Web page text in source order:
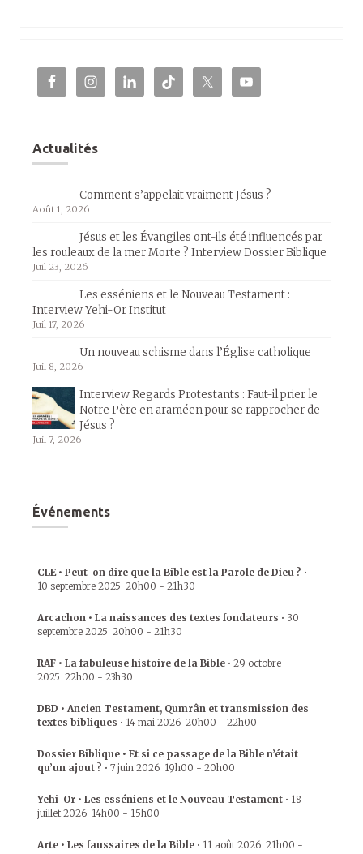
Actualités
Comment s’appelait vraiment Jésus ?
Août 1, 2026
Jésus et les Évangiles ont-ils été influencés par
les rouleaux de la mer Morte ? Interview Dossier Biblique
Juil 23, 2026
Les esséniens et le Nouveau Testament :
Interview Yehi-Or Institut
Juil 17, 2026
Un nouveau schisme dans l’Église catholique
Juil 8, 2026
Interview Regards Protestants : Faut-il prier le
Notre Père en araméen pour se rapprocher de
Jésus ?
Juil 7, 2026
Événements
CLE • Peut-on dire que la Bible est la Parole de Dieu ? •
10 septembre 2025 20h00 - 21h30
Arcachon • La naissances des textes fondateurs • 30
septembre 2025 20h00 - 21h30
RAF • La fabuleuse histoire de la Bible • 29 octobre
2025 22h00 - 23h30
DBD • Ancien Testament, Qumrân et transmission des
textes bibliques • 14 mai 2026 20h00 - 22h00
Dossier Biblique • Et si ce passage de la Bible n’était
qu’un ajout ? • 7 juin 2026 19h00 - 20h00
Yehi-Or • Les esséniens et le Nouveau Testament • 18
juillet 2026 14h00 - 15h00
Arte • Les faussaires de la Bible • 11 août 2026 21h00 -